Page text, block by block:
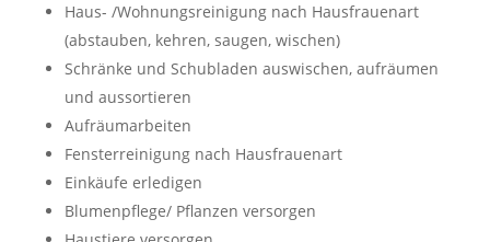
Haus- /Wohnungsreinigung nach Hausfrauenart
(abstauben, kehren, saugen, wischen)
Schränke und Schubladen auswischen, aufräumen
und aussortieren
Aufräumarbeiten
Fensterreinigung nach Hausfrauenart
Einkäufe erledigen
Blumenpflege/ Pflanzen versorgen